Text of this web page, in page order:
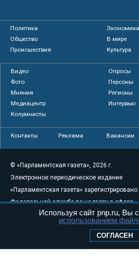
Политика
Экономика
Общество
В мире
Происшествия
Культура
Видео
Опросы
Фото
Персоны
Мнения
Регионы
Медиацентр
Интервью
Колумнисты
Контакты Реклама Вакансии
© «Парламентская газета», 2026 г.
Электронное периодическое издание
«Парламентская газета» зарегистрировано
Федеральной службе по надзору в сфере
связи, информационных технологий и
массовых коммуникаций (Роскомнадзор) 05
Свидетельство о регистрации Эл № ФС77-
Используя сайт pnp.ru, Вы
использованием
СОГЛАСЕН